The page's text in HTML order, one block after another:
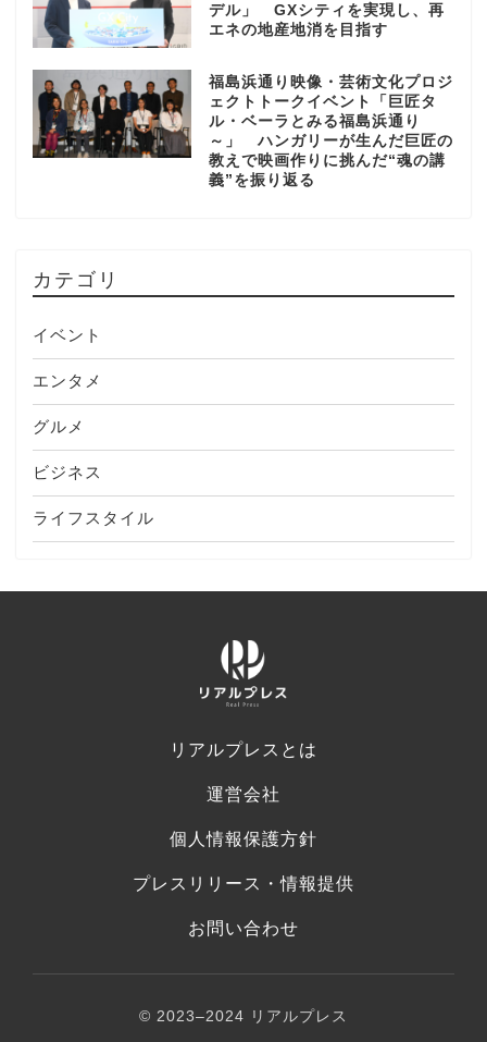
デル」 GXシティを実現し、再
エネの地産地消を目指す
福島浜通り映像・芸術文化プロジ
ェクトトークイベント「巨匠タ
ル・ベーラとみる福島浜通り
～」 ハンガリーが生んだ巨匠の
教えで映画作りに挑んだ“魂の講
義”を振り返る
カテゴリ
イベント
エンタメ
グルメ
ビジネス
ライフスタイル
リアルプレスとは
運営会社
個人情報保護方針
プレスリリース・情報提供
お問い合わせ
© 2023–2024 リアルプレス